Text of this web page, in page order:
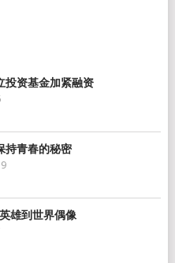
投资基金加紧融资
持青春的秘密
雄到世界偶像